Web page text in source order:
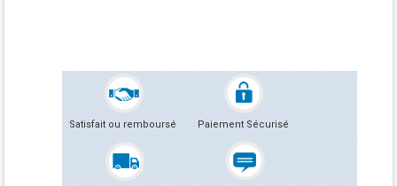
Satisfait ou remboursé Paiement Sécurisé